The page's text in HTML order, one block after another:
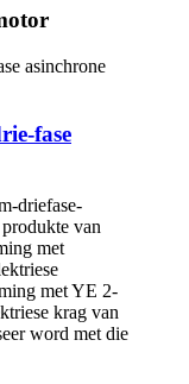
fase
driefase-
van
met
met YE 2-
krag van
word met die